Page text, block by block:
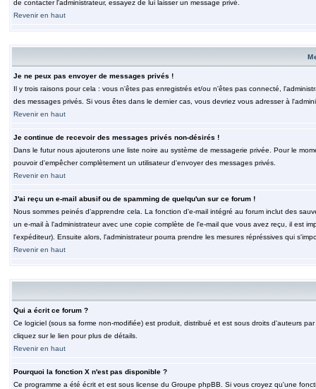
de contacter l'administrateur, essayez de lui laisser un message privé.
Revenir en haut
Je ne peux pas envoyer de messages privés !
Il y trois raisons pour cela : vous n'êtes pas enregistrés et/ou n'êtes pas connecté,
des messages privés. Si vous êtes dans le dernier cas, vous devriez vous adresser à
Revenir en haut
Je continue de recevoir des messages privés non-désirés !
Dans le futur nous ajouterons une liste noire au système de messagerie privée. Pour le
pouvoir d'empêcher complètement un utilisateur d'envoyer des messages privés.
Revenir en haut
J'ai reçu un e-mail abusif ou de spamming de quelqu'un sur ce forum !
Nous sommes peinés d'apprendre cela. La fonction d'e-mail intégré au forum inclut des
un e-mail à l'administrateur avec une copie complète de l'e-mail que vous avez reçu, il est
l'expéditeur). Ensuite alors, l'administrateur pourra prendre les mesures répréssives qui
Revenir en haut
Qui a écrit ce forum ?
Ce logiciel (sous sa forme non-modifiée) est produit, distribué et est sous droits d'auteurs
cliquez sur le lien pour plus de détails.
Revenir en haut
Pourquoi la fonction X n'est pas disponible ?
Ce programme a été écrit et est sous license du Groupe phpBB. Si vous croyez qu'une